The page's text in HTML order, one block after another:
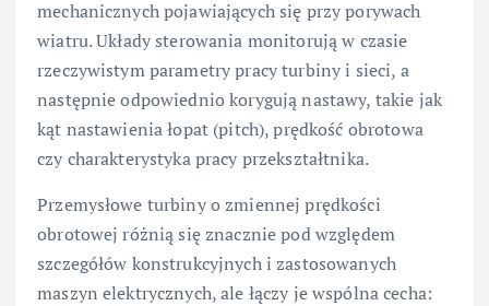
mechanicznych pojawiających się przy porywach
wiatru. Układy sterowania monitorują w czasie
rzeczywistym parametry pracy turbiny i sieci, a
następnie odpowiednio korygują nastawy, takie jak
kąt nastawienia łopat (pitch), prędkość obrotowa
czy charakterystyka pracy przekształtnika.
Przemysłowe turbiny o zmiennej prędkości
obrotowej różnią się znacznie pod względem
szczegółów konstrukcyjnych i zastosowanych
maszyn elektrycznych, ale łączy je wspólna cecha: